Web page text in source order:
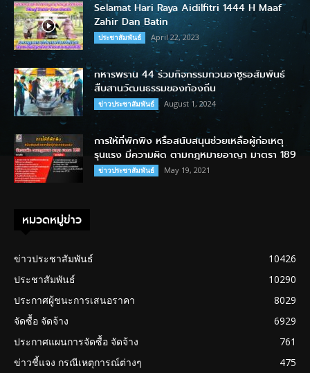
Selamat Hari Raya Aidilfitri 1444 H Maaf
Zahir Dan Batin
ประชาสัมพันธ์ April 22, 2023
ทหารพราน 44 ร่วมกิจกรรมกวนอาซูรอสัมพันธ์
สืบสานวัฒนธรรมของท้องถิ่น
ข่าวประชาสัมพันธ์ August 1, 2024
การให้ที่พักพิง หรือสนับสนุนช่วยเหลือผู้ก่อเหตุ
รุนแรง มีความผิด ตามกฎหมายอาญา มาตรา 189
ข่าวประชาสัมพันธ์ May 19, 2021
หมวดหมู่ข่าว
ข่าวประชาสัมพันธ์
10426
ประชาสัมพันธ์
10290
ประกาศผู้ชนะการเสนอราคา
8029
จัดซื้อ จัดจ้าง
6929
ประกาศแผนการจัดซื้อ จัดจ้าง
761
ข่าวชี้แจง กรณีเหตุการณ์ต่างๆ
475